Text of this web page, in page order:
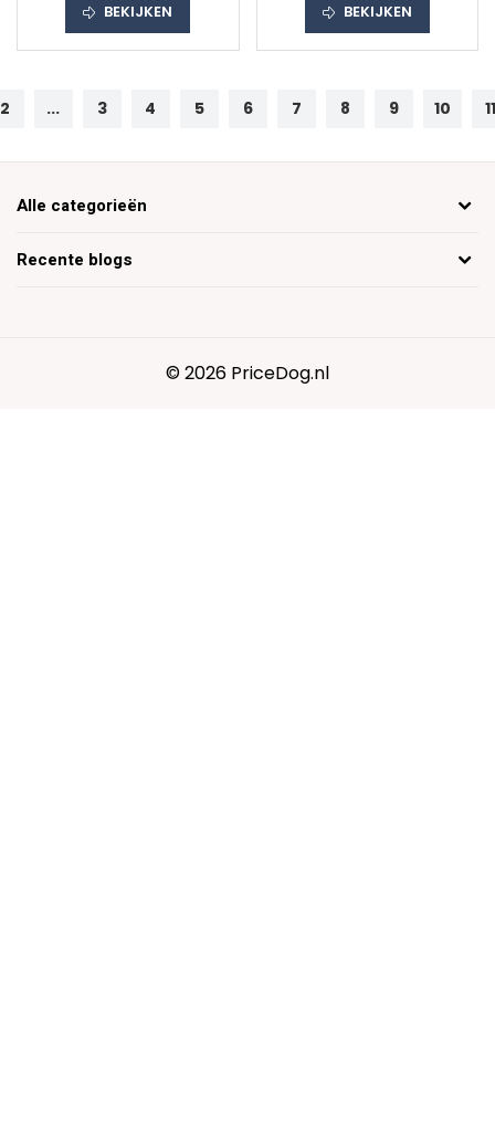
BEKIJKEN BEKIJKEN
2 ... 3 4 5 6 7 8 9 10 11
Recente blogs
Alle categorieën
© 2026 PriceDog.nl